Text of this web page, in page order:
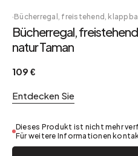
·Bücherregal, freistehend,
Bücherregal,
natur Taman
109 €
Entdecken Sie
Dieses Produkt ist nicht mehr
Für weitere Informationen